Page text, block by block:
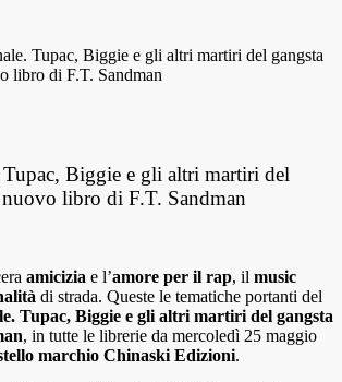
Tupac, Biggie e gli altri martiri del gangsta
libro di F.T. Sandman
Biggie e gli altri martiri del
nuovo libro di F.T. Sandman
amicizia e l’amore per il rap, il music
di strada. Queste le tematiche portanti del
Tupac, Biggie e gli altri martiri del gangsta
, in tutte le librerie da mercoledì 25 maggio
marchio Chinaski Edizioni.